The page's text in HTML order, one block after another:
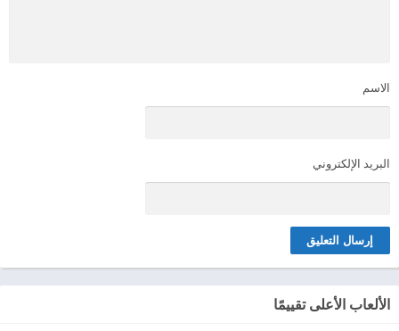
الاسم
البريد الإلكتروني
الألعاب الأعلى تقييمًا